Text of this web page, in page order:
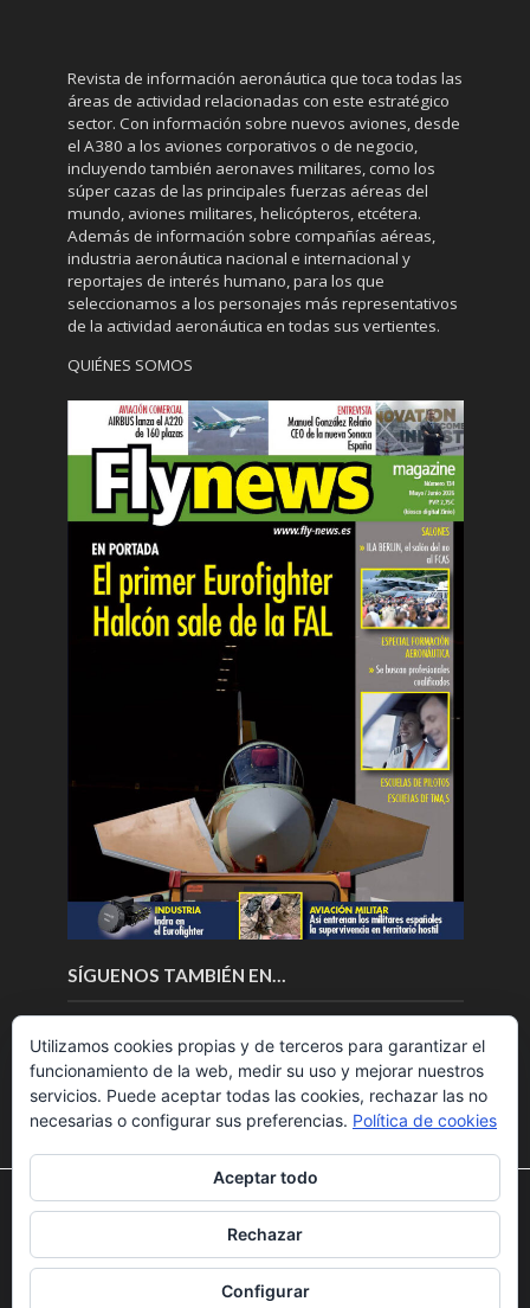
Revista de información aeronáutica que toca todas las
áreas de actividad relacionadas con este estratégico
sector. Con información sobre nuevos aviones, desde
el A380 a los aviones corporativos o de negocio,
incluyendo también aeronaves militares, como los
súper cazas de las principales fuerzas aéreas del
mundo, aviones militares, helicópteros, etcétera.
Además de información sobre compañías aéreas,
industria aeronáutica nacional e internacional y
reportajes de interés humano, para los que
seleccionamos a los personajes más representativos
de la actividad aeronáutica en todas sus vertientes.
QUIÉNES SOMOS
SÍGUENOS TAMBIÉN EN…
Copyright © 2018.Fly News.Noticias aerospacial
UAS aviación comercial
Utilizamos cookies para ofrecerte la mejor experiencia en
nuestra web.
Puedes aprender más sobre qué cookies utilizamos o
desactivarlas en losajustes.
Utilizamos cookies propias y de terceros para garantizar el
funcionamiento de la web, medir su uso y mejorar nuestros
servicios. Puede aceptar todas las cookies, rechazar las no
necesarias o configurar sus preferencias. Política de cookies
Aceptar todo
Rechazar
Configurar